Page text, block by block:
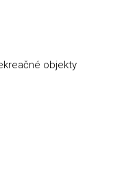
objekty